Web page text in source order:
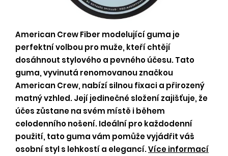
American Crew Fiber modelující guma je
perfektní volbou pro muže, kteří chtějí
dosáhnout stylového a pevného účesu. Tato
guma, vyvinutá renomovanou značkou
American Crew, nabízí silnou fixaci a přirozený
matný vzhled. Její jedinečné složení zajišťuje, že
účes zůstane na svém místě i během
celodenního nošení. Ideální pro každodenní
použití, tato guma vám pomůže vyjádřit váš
osobní styl s lehkostí a elegancí.Více informací